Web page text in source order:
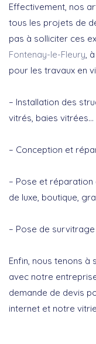
Effectivement, nos
tous les projets de
pas à solliciter ces
Fontenay-le-Fleury , à
pour les travaux en
– Installation des
vitrés, baies vitrées…
– Conception et
– Pose et
de luxe, boutique,
– Pose de survitrage
Enfin, nous tenons à
avec notre
demande de devis
internet et notre